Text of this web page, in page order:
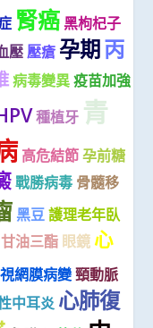
腎癌 黑枸杞子
壓 壓瘡 孕期丙
病毒變異 疫苗加強
種植牙 青
高危結節 孕前糖
戰勝病毒 骨髓移
黑豆 護理老年臥
甘油三酯 眼鏡 心
視網膜病變 頸動脈
中耳炎 心肺復